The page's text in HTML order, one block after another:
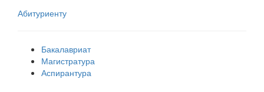
Абитуриенту
Бакалавриат
Магистратура
Аспирантура